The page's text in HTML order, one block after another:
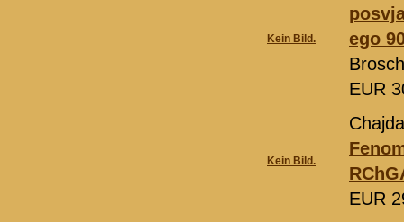
Kein Bild.
ego
EUR
Kein Bild.
EUR